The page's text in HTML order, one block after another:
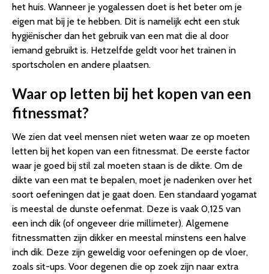
het huis. Wanneer je yogalessen doet is het beter om je
eigen mat bij je te hebben. Dit is namelijk echt een stuk
hygiënischer dan het gebruik van een mat die al door
iemand gebruikt is. Hetzelfde geldt voor het trainen in
sportscholen en andere plaatsen.
Waar op letten bij het kopen van een
fitnessmat?
We zien dat veel mensen niet weten waar ze op moeten
letten bij het kopen van een fitnessmat. De eerste factor
waar je goed bij stil zal moeten staan is de dikte. Om de
dikte van een mat te bepalen, moet je nadenken over het
soort oefeningen dat je gaat doen. Een standaard yogamat
is meestal de dunste oefenmat. Deze is vaak 0,125 van
een inch dik (of ongeveer drie millimeter). Algemene
fitnessmatten zijn dikker en meestal minstens een halve
inch dik. Deze zijn geweldig voor oefeningen op de vloer,
zoals sit-ups. Voor degenen die op zoek zijn naar extra